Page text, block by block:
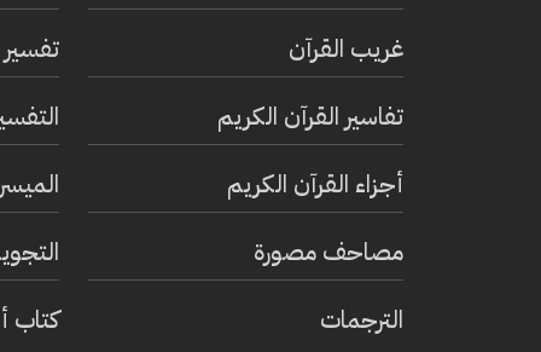
غريب القرآن
تفاسير القرآن الكريم
أجزاء القرآن الكريم
مصاحف مصورة
الترجمات
تفسير
كتاب